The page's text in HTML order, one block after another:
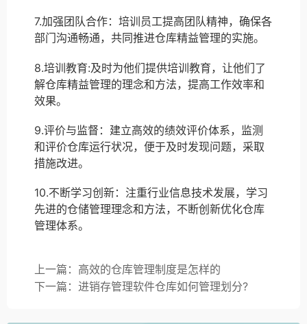
7.加强团队合作：培训员工提高团队精神，确保各
部门沟通畅通，共同推进仓库精益管理的实施。
8.培训教育:及时为他们提供培训教育，让他们了
解仓库精益管理的理念和方法，提高工作效率和
效果。
9.评价与监督：建立高效的绩效评价体系，监测
和评价仓库运行状况，便于及时发现问题，采取
措施改进。
10.不断学习创新：注重行业信息技术发展，学习
先进的仓储管理理念和方法，不断创新优化仓库
管理体系。
上一篇：高效的仓库管理制度是怎样的
下一篇：进销存管理软件仓库如何管理划分?